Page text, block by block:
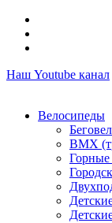
Наш Youtube канал
Велосипеды
Беговел
ВМХ
Горные